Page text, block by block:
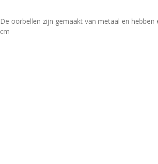
De oorbellen zijn gemaakt van metaal en hebben
cm